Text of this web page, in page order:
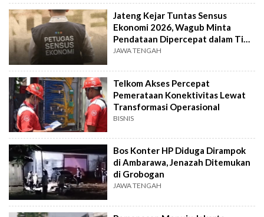
Jateng Kejar Tuntas Sensus
Ekonomi 2026, Wagub Minta
Pendataan Dipercepat dalam Tiga
Pekan
JAWA TENGAH
Telkom Akses Percepat
Pemerataan Konektivitas Lewat
Transformasi Operasional
BISNIS
Bos Konter HP Diduga Dirampok
di Ambarawa, Jenazah Ditemukan
di Grobogan
JAWA TENGAH